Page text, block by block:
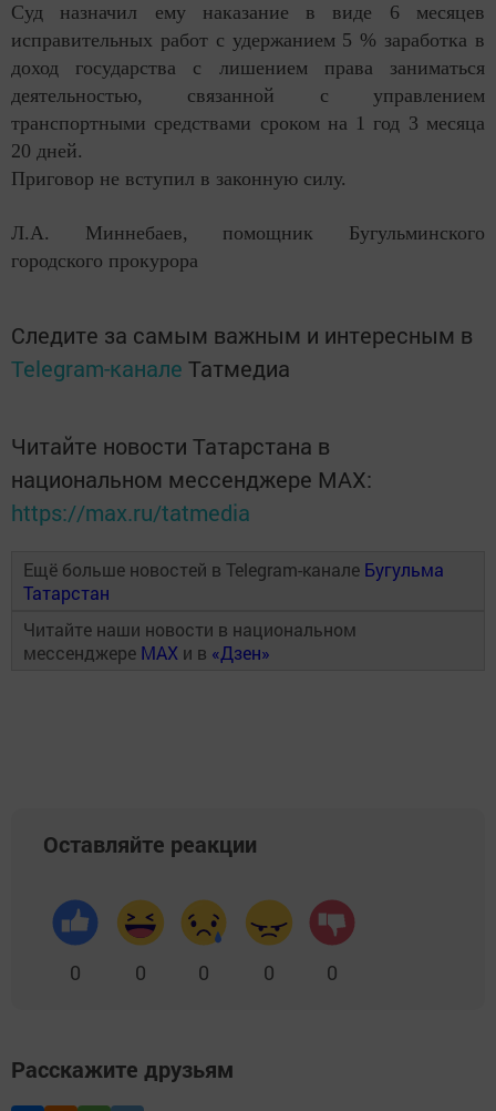
Суд назначил ему наказание в виде 6 месяцев
исправительных работ с удержанием 5 % заработка в
доход государства с лишением права заниматься
деятельностью, связанной с управлением
транспортными средствами сроком на 1 год 3 месяца
20 дней.
Приговор не вступил в законную силу.
Л.А. Миннебаев, помощник Бугульминского
городского прокурора
Следите за самым важным и интересным в
Telegram-канале Татмедиа
Читайте новости Татарстана в
национальном мессенджере MАХ:
https://max.ru/tatmedia
Ещё больше новостей в Telegram-канале Бугульма
Татарстан
Читайте наши новости в национальном
мессенджере MAX и в «Дзен»
Оставляйте реакции
0 0 0 0 0
Расскажите друзьям